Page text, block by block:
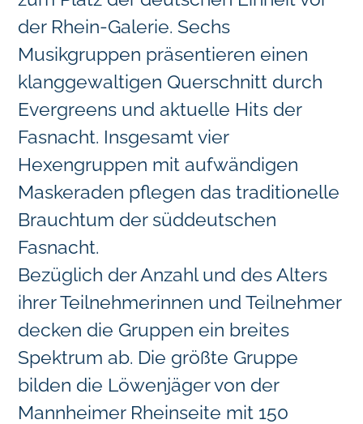
der Rhein-Galerie. Sechs
Musikgruppen präsentieren einen
klanggewaltigen Querschnitt durch
Evergreens und aktuelle Hits der
Fasnacht. Insgesamt vier
Hexengruppen mit aufwändigen
Maskeraden pflegen das traditionelle
Brauchtum der süddeutschen
Fasnacht.
Bezüglich der Anzahl und des Alters
ihrer Teilnehmerinnen und Teilnehmer
decken die Gruppen ein breites
Spektrum ab. Die größte Gruppe
bilden die Löwenjäger von der
Mannheimer Rheinseite mit 150